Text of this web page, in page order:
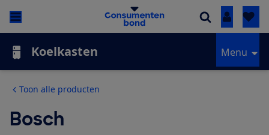
Inloggen
Koelkasten Menu
Toon alle producten
Bosch